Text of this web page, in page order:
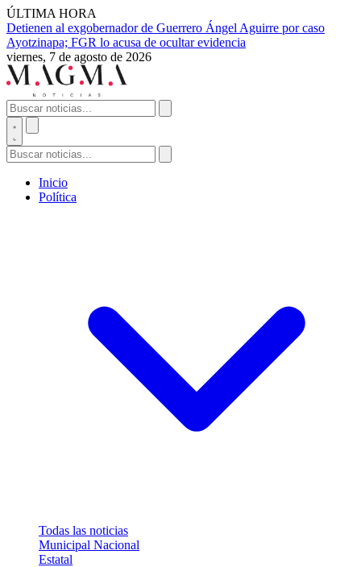
ÚLTIMA HORA
Detienen al exgobernador de Guerrero Ángel Aguirre por caso
Ayotzinapa; FGR lo acusa de ocultar evidencia
viernes, 7 de agosto de 2026
Inicio
Política
Todas las noticias
Municipal Nacional
Estatal